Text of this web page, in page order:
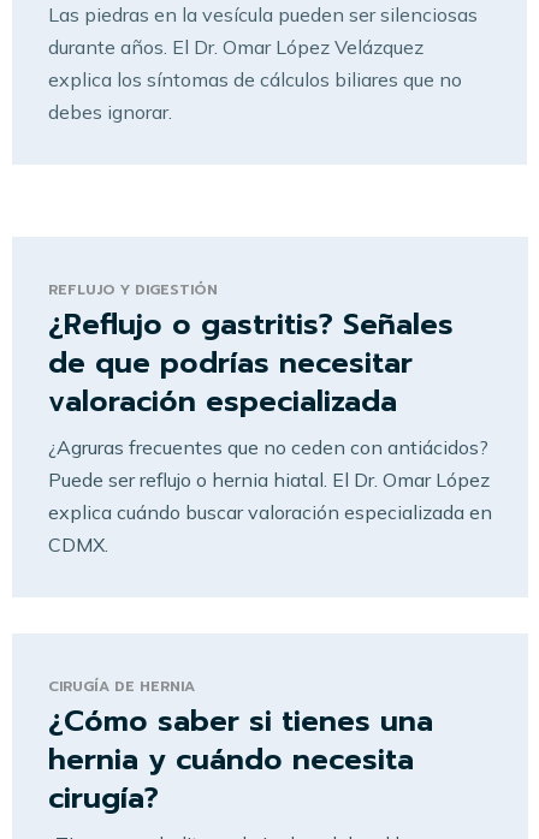
Las piedras en la vesícula pueden ser silenciosas
durante años. El Dr. Omar López Velázquez
explica los síntomas de cálculos biliares que no
debes ignorar.
REFLUJO Y DIGESTIÓN
¿Reflujo o gastritis? Señales
de que podrías necesitar
valoración especializada
¿Agruras frecuentes que no ceden con antiácidos?
Puede ser reflujo o hernia hiatal. El Dr. Omar López
explica cuándo buscar valoración especializada en
CDMX.
CIRUGÍA DE HERNIA
¿Cómo saber si tienes una
hernia y cuándo necesita
cirugía?